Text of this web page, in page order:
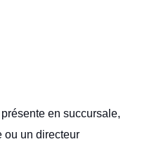
en succursale,
ou un directeur